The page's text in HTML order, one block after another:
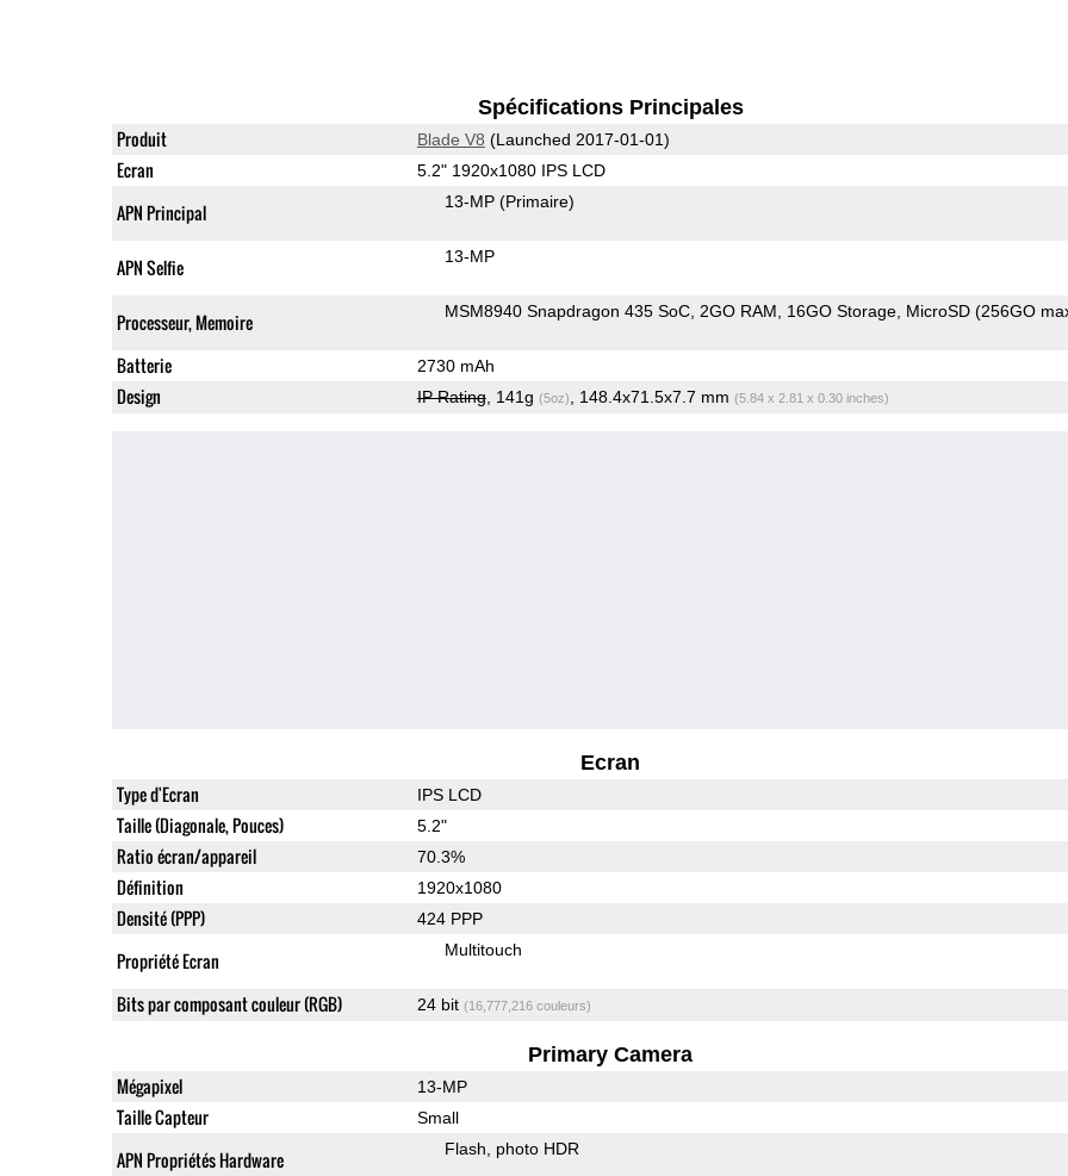
Spécifications Principales
Produit Blade V8 (Launched 2017-01-01)
Ecran 5.2" 1920x1080 IPS LCD
APN Principal 13-MP (Primaire)
APN Selfie 13-MP
Processeur, Memoire MSM8940 Snapdragon 435 SoC 2GO RAM 16GO Storage MicroSD (256GO
Batterie 2730 mAh
Design IP Rating, 141g (5oz) , 148.4x71.5x7.7 mm (5.84 x 2.81 x 0.30 inches)
Ecran
Type d'Ecran IPS LCD
Taille (Diagonale, Pouces) 5.2"
Ratio écran/appareil 70.3%
Définition 1920x1080
Densité (PPP) 424 PPP
Propriété Ecran Multitouch
Bits par composant couleur (RGB) 24 bit (16,777,216 couleurs)
Primary Camera
Mégapixel 13-MP
Taille Capteur Small
APN Propriétés Hardware Flash photo HDR